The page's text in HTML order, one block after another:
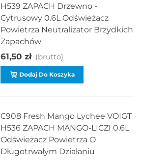
H539 ZAPACH Drzewno -
Cytrusowy 0.6L Odświeżacz
Powietrza Neutralizator Brzydkich
Zapachów
61,50 zł (brutto)
Dodaj Do Koszyka
C908 Fresh Mango Lychee VOIGT
H536 ZAPACH MANGO-LICZI 0.6L
Odświeżacz Powietrza O
Długotrwałym Działaniu